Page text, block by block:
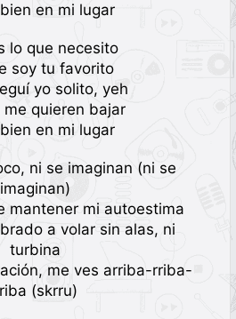
en mi lugar
lo que necesito
soy tu favorito
yo solito, yeh
me quieren bajar
en mi lugar
ni se imaginan (ni se
imaginan)
mantener mi autoestima
a volar sin alas, ni
turbina
me ves arriba-rriba-
(skrru)